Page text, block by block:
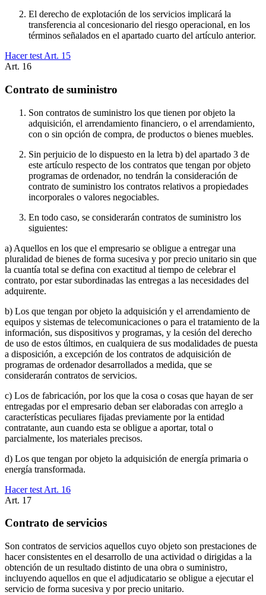
El derecho de explotación de los servicios implicará la
transferencia al concesionario del riesgo operacional, en los
términos señalados en el apartado cuarto del artículo anterior.
Hacer test Art. 15
Art. 16
Contrato de suministro
Son contratos de suministro los que tienen por objeto la
adquisición, el arrendamiento financiero, o el arrendamiento,
con o sin opción de compra, de productos o bienes muebles.
Sin perjuicio de lo dispuesto en la letra b) del apartado 3 de
este artículo respecto de los contratos que tengan por objeto
programas de ordenador, no tendrán la consideración de
contrato de suministro los contratos relativos a propiedades
incorporales o valores negociables.
En todo caso, se considerarán contratos de suministro los
siguientes:
a) Aquellos en los que el empresario se obligue a entregar una
pluralidad de bienes de forma sucesiva y por precio unitario sin que
la cuantía total se defina con exactitud al tiempo de celebrar el
contrato, por estar subordinadas las entregas a las necesidades del
adquirente.
b) Los que tengan por objeto la adquisición y el arrendamiento de
equipos y sistemas de telecomunicaciones o para el tratamiento de la
información, sus dispositivos y programas, y la cesión del derecho
de uso de estos últimos, en cualquiera de sus modalidades de puesta
a disposición, a excepción de los contratos de adquisición de
programas de ordenador desarrollados a medida, que se
considerarán contratos de servicios.
c) Los de fabricación, por los que la cosa o cosas que hayan de ser
entregadas por el empresario deban ser elaboradas con arreglo a
características peculiares fijadas previamente por la entidad
contratante, aun cuando esta se obligue a aportar, total o
parcialmente, los materiales precisos.
d) Los que tengan por objeto la adquisición de energía primaria o
energía transformada.
Hacer test Art. 16
Art. 17
Contrato de servicios
Son contratos de servicios aquellos cuyo objeto son prestaciones de
hacer consistentes en el desarrollo de una actividad o dirigidas a la
obtención de un resultado distinto de una obra o suministro,
incluyendo aquellos en que el adjudicatario se obligue a ejecutar el
servicio de forma sucesiva y por precio unitario.